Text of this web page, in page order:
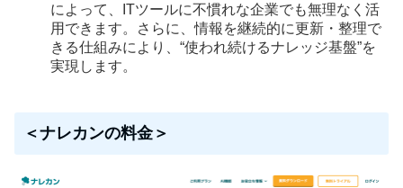
によって、ITツールに不慣れな企業でも無理なく活
用できます。さらに、情報を継続的に更新・整理で
きる仕組みにより、“使われ続けるナレッジ基盤”を
実現します。
＜ナレカンの料金＞